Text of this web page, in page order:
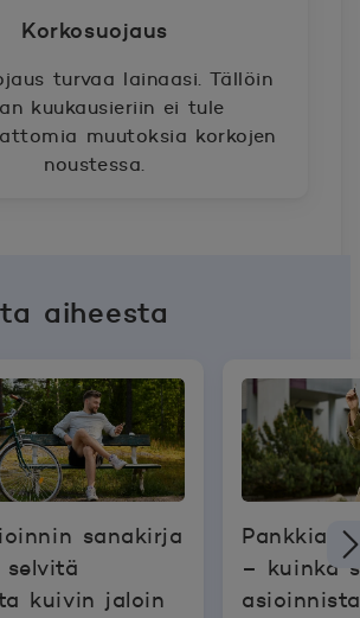
Korkosuojaus
turvaa lainaasi. Tällöin
kuukausieriin ei tule
muutoksia korkojen
noustessa.
aiheesta
sanakirja
kuivin jaloin
– kuinka